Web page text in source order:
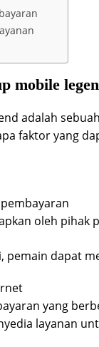
mobile
adalah
faktor yang
oleh pihak
pemain dapat
yang
layanan